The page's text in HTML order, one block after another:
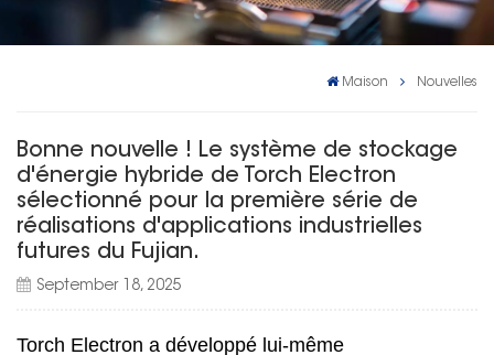
Maison Nouvelles
Bonne nouvelle ! Le système de stockage
d'énergie hybride de Torch Electron
sélectionné pour la première série de
réalisations d'applications industrielles
futures du Fujian.
September 18, 2025
Torch Electron a développé lui-même